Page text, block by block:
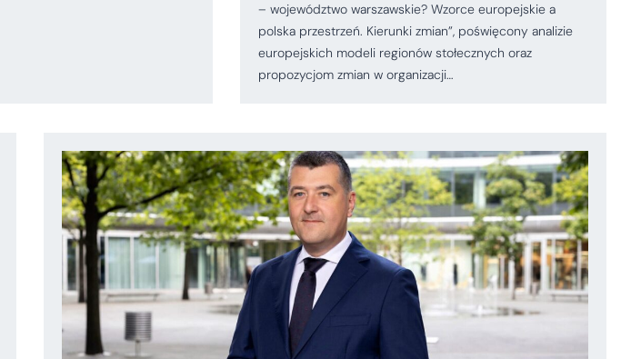
– województwo warszawskie? Wzorce europejskie a
polska przestrzeń. Kierunki zmian”, poświęcony analizie
europejskich modeli regionów stołecznych oraz
propozycjom zmian w organizacji…